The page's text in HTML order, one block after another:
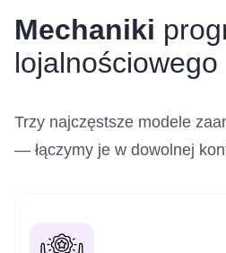
Mechaniki
lojalnościowego
Trzy najczęstsze modele
— łączymy je w dowolnej